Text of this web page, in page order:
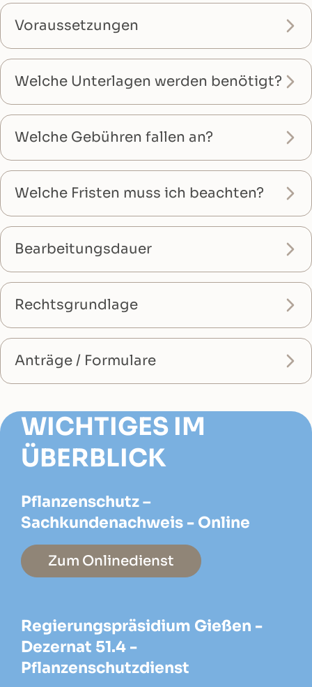
Voraussetzungen
Welche Unterlagen werden benötigt?
Welche Gebühren fallen an?
Welche Fristen muss ich beachten?
Bearbeitungsdauer
Rechtsgrundlage
Anträge / Formulare
WICHTIGES IM
ÜBERBLICK
Pflanzenschutz –
Sachkundenachweis - Online
Zum Onlinedienst
Regierungspräsidium Gießen -
Dezernat 51.4 -
Pflanzenschutzdienst